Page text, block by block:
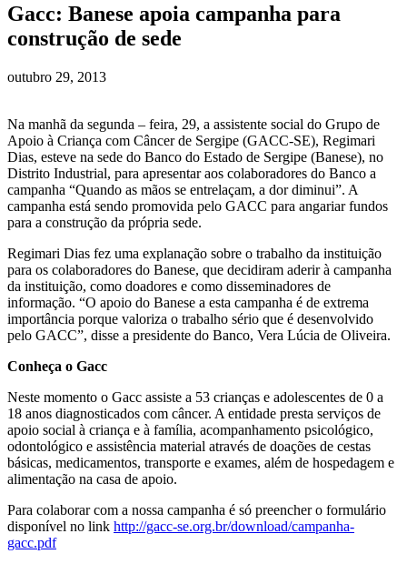
Gacc: Banese apoia campanha para
construção de sede
outubro 29, 2013
Na manhã da segunda – feira, 29, a assistente social do Grupo de
Apoio à Criança com Câncer de Sergipe (GACC-SE), Regimari
Dias, esteve na sede do Banco do Estado de Sergipe (Banese), no
Distrito Industrial, para apresentar aos colaboradores do Banco a
campanha “Quando as mãos se entrelaçam, a dor diminui”. A
campanha está sendo promovida pelo GACC para angariar fundos
para a construção da própria sede.
Regimari Dias fez uma explanação sobre o trabalho da instituição
para os colaboradores do Banese, que decidiram aderir à campanha
da instituição, como doadores e como disseminadores de
informação. “O apoio do Banese a esta campanha é de extrema
importância porque valoriza o trabalho sério que é desenvolvido
pelo GACC”, disse a presidente do Banco, Vera Lúcia de Oliveira.
Conheça o Gacc
Neste momento o Gacc assiste a 53 crianças e adolescentes de 0 a
18 anos diagnosticados com câncer. A entidade presta serviços de
apoio social à criança e à família, acompanhamento psicológico,
odontológico e assistência material através de doações de cestas
básicas, medicamentos, transporte e exames, além de hospedagem e
alimentação na casa de apoio.
Para colaborar com a nossa campanha é só preencher o formulário
disponível no link http://gacc-se.org.br/download/campanha-
gacc.pdf